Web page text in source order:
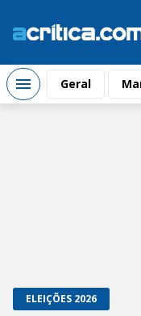
Geral
ELEIÇÕES 2026